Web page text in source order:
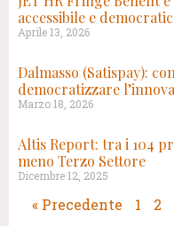
accessibile e
Aprile 13, 2026
Dalmasso (Satispay):
democratizzare
Marzo 18, 2026
Altis Report: tra i 104
meno Terzo Settore
Dicembre 12, 2025
« Precedente 1 2